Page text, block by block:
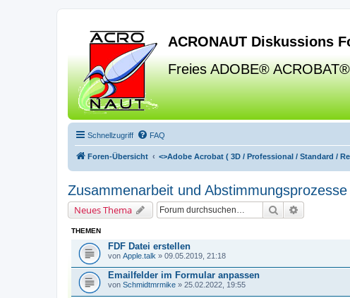
ACRONAUT Diskussions
Freies ADOBE®
Schnellzugriff FAQ
Foren-Übersicht <>Adobe Acrobat ( 3D / Professional / Standard /
Zusammenarbeit und Abstimmungsprozesse
Neues Thema Suche
THEMEN
FDF Datei erstellen
von Apple.talk » 09.05.2019, 21:18
Emailfelder im Formular anpassen
von Schmidtmrmike » 25.02.2022, 19:55